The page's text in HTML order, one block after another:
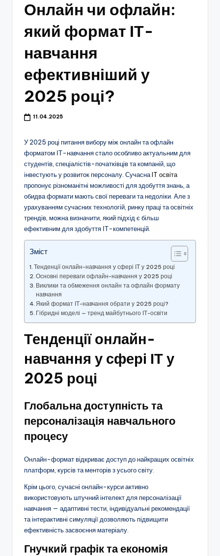
Онлайн чи офлайн:
який формат ІТ-
навчання
ефективніший у
2025 році?
11.04.2025
У 2025 році питання вибору між онлайн та офлайн
форматом ІТ-навчання стало особливо актуальним для
студентів, спеціалістів-початківців та компаній, що
інвестують у розвиток персоналу. СучаснаIT освіта
пропонує різноманітні можливості для здобуття знань, а
обидва формати мають свої переваги та недоліки. Але з
урахуванням сучасних технологій, ринку праці та освітніх
трендів, можна визначити, який підхід є більш
ефективним для здобуття ІТ-компетенцій.
Зміст
Тенденції онлайн-навчання у сфері ІТ у 2025 році
Основні переваги офлайн-навчання у 2025 році
Виклики та обмеження онлайн та офлайн формату
навчання
Який формат ІТ-навчання обрати у 2025 році?
Гібридні моделі — тренд майбутнього ІТ-освіти
Тенденції онлайн-
навчання у сфері ІТ у
2025 році
Глобальна доступність та
персоналізація навчального
процесу
Онлайн-формат відкриває доступ до найкращих освітніх
платформ, курсів та менторів з усього світу.
Крім цього, сучасні онлайн-курси активно
використовують штучний інтелект для персоналізації
навчання — адаптивні тести, індивідуальні рекомендації
та інтерактивні симуляції дозволяють підвищити
ефективність засвоєння матеріалу.
Гнучкий графік та економія